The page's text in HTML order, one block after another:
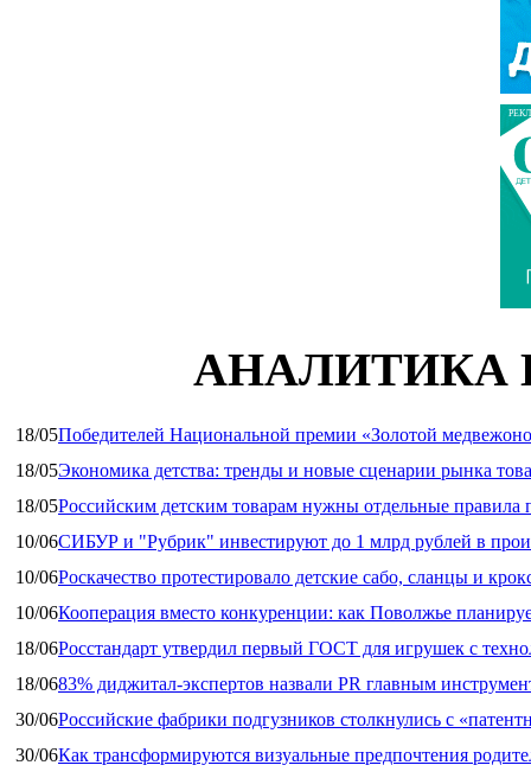
АНАЛИТИКА
18/05Победителей Национальной премии «Золотой
18/05Экономика детства: тренды и новые сценарии рынка
18/05Российским детским товарам нужны отдельные правила
10/06СИБУР и "Рубрик" инвестируют до 1 млрд рублей в
10/06Роскачество протестировало детские сабо, сланцы и
10/06Кооперация вместо конкуренции: как Поволжье
18/06Росстандарт утвердил первый ГОСТ для игрушек с
18/0683% диджитал‑экспертов назвали PR главным
30/06Российские фабрики подгузников столкнулись с
30/06Как трансформируются визуальные предпочтения